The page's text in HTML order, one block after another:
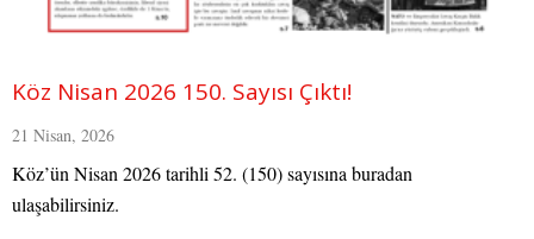
Köz Nisan 2026 150. Sayısı Çıktı!
21 Nisan, 2026
Köz’ün Nisan 2026 tarihli 52. (150) sayısına buradan
ulaşabilirsiniz.